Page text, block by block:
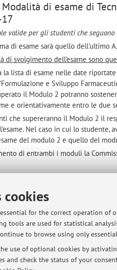
cookies
for the correct operation
tools are used for statistical
to browse using only
use of optional cookies by
and check the status of your
Modalità di esame di
valide per gli studenti che
di esame sarà quello dell'ultimo
di svolgimento dell’esame sono
la lista di esame nelle date
e Sviluppo
il Modulo 2 potranno
e orientativamente entro le due
che supereranno il Modulo 2 il
Nel caso in cui lo
del modulo 2 e quello del
di entrambi i moduli la
MATER STUDIORUM - Università